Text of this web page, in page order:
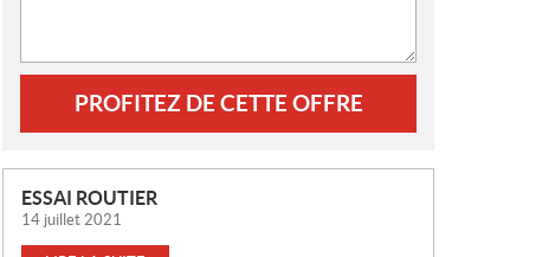
PROFITEZ DE CETTE OFFRE
N
O
ESSAI ROUTIER
14 juillet 2021